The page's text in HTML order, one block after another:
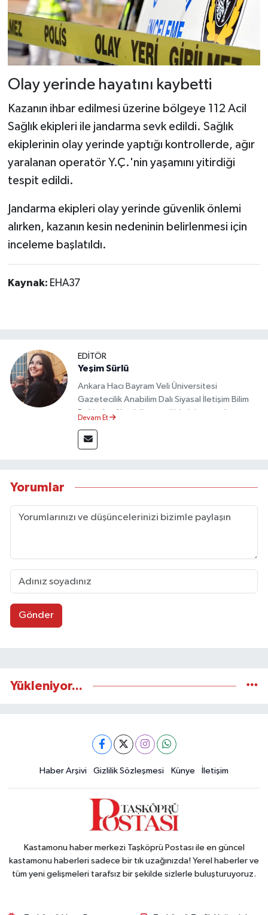
Olay yerinde hayatını kaybetti
Kazanın ihbar edilmesi üzerine bölgeye 112 Acil
Sağlık ekipleri ile jandarma sevk edildi. Sağlık
ekiplerinin olay yerinde yaptığı kontrollerde, ağır
yaralanan operatör Y.Ç.'nin yaşamını yitirdiği
tespit edildi.
Jandarma ekipleri olay yerinde güvenlik önlemi
alırken, kazanın kesin nedeninin belirlenmesi için
inceleme başlatıldı.
Kaynak: EHA37
EDİTÖR
Yeşim Sürlü
Ankara Hacı Bayram Veli Üniversitesi
Gazetecilik Anabilim Dalı Siyasal İletişim Bilim
Dalı’nda yüksek lisans eğitimini tamamlamıştır.
akademik çalışmalar gerçekleştirmiştir.
Taşköprü Postası internet haber sitesinde
Devam Et
Yorumlar
Gönder
Yükleniyor...
Haber Arşivi Gizlilik Sözleşmesi Künye İletişim
Kastamonu haber merkezi Taşköprü Postası ile en güncel
kastamonu haberleri sadece bir tık uzağınızda! Yerel haberler ve
tüm yeni gelişmeleri tarafsız bir şekilde sizlerle buluşturuyoruz.